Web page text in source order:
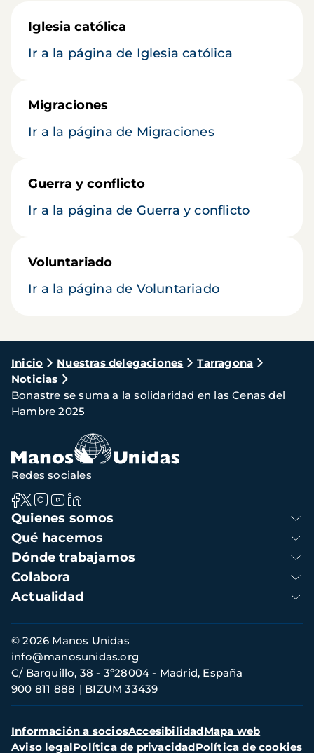
Iglesia católica
Ir a la página de Iglesia católica
Migraciones
Ir a la página de Migraciones
Guerra y conflicto
Ir a la página de Guerra y conflicto
Voluntariado
Ir a la página de Voluntariado
Ruta
de
navegación
Inicio Nuestras delegaciones
Tarragona
Noticias
Bonastre se suma a la solidaridad en las Cenas del
Hambre 2025
Navegación
principal
Quienes somos
Qué hacemos
Dónde trabajamos
Colabora
Actualidad
Redes sociales
Información
de
contacto
© 2026 Manos Unidas
C/ Barquillo, 38 - 3º28004 - Madrid, España
900 811 888
BIZUM 33439
info@manosunidas.org
Menú
secundario
Información a sociosAccesibilidadMapa web
Aviso legalPolítica de privacidadPolítica de cookies